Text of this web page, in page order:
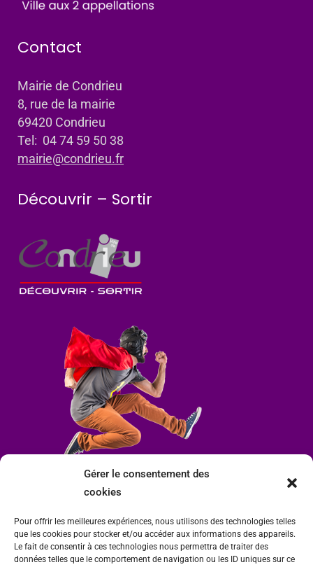
Gérer le consentement des
cookies
Pour offrir les meilleures expériences, nous utilisons des technologies telles
que les cookies pour stocker et/ou accéder aux informations des appareils.
Le fait de consentir à ces technologies nous permettra de traiter des
données telles que le comportement de navigation ou les ID uniques sur ce
Contact
Mairie de Condrieu
8, rue de la mairie
69420 Condrieu
Tel: 04 74 59 50 38
mairie@condrieu.fr
Découvrir – Sortir